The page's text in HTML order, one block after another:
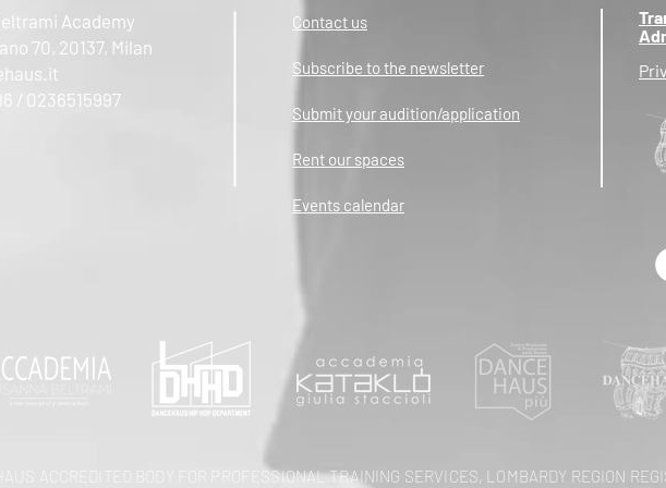
Academy
70, 20137, Milan
/ 0236515997
Contact us
Subscribe to the newsletter
Submit your audition/application
Rent our spaces
Events calendar
ACCREDITED BODY FOR PROFESSIONAL TRAINING SERVICES, LOMBARDY REGION